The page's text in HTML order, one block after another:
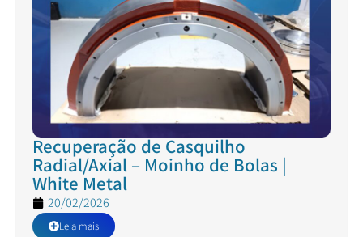
Recuperação de Casquilho
Radial/Axial – Moinho de Bolas |
White Metal
20/02/2026
Leia mais